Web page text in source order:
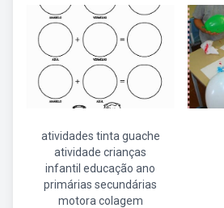
atividades tinta guache
atividade crianças
infantil educação ano
primárias secundárias
motora colagem